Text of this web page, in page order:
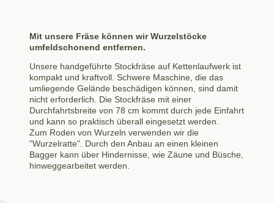
Mit unsere Fräse können wir Wurzelstöcke
umfeldschonend entfernen.
Unsere handgeführte Stockfräse auf Kettenlaufwerk ist
kompakt und kraftvoll. Schwere Maschine, die das
umliegende Gelände beschädigen können, sind damit
nicht erforderlich. Die Stockfräse mit einer
Durchfahrtsbreite von 78 cm kommt durch jede Einfahrt
und kann so praktisch überall eingesetzt werden.
Zum Roden von Wurzeln verwenden wir die
"Wurzelratte". Durch den Anbau an einen kleinen
Bagger kann über Hindernisse, wie Zäune und Büsche,
hinweggearbeitet werden.